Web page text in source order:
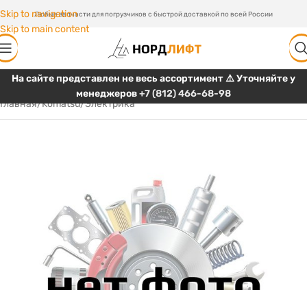
Skip to navigation
Skip to main content
Любые запчасти для погрузчиков с быстрой доставкой по всей России
На сайте представлен не весь ассортимент ⚠️ Уточняйте у
менеджеров+7 (812) 466-68-98
Главная/Komatsu/Электрика